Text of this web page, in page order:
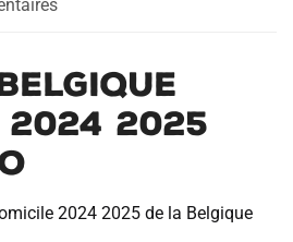
2025
2024 2025 de la Belgique